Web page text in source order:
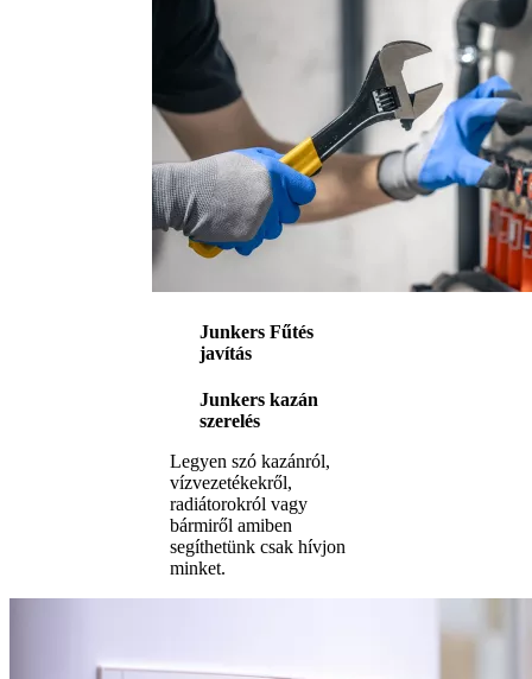
Junkers Fűtés
javítás
Junkers kazán
szerelés
Legyen szó kazánról,
vízvezetékekről,
radiátorokról vagy
bármiről amiben
segíthetünk csak hívjon
minket.